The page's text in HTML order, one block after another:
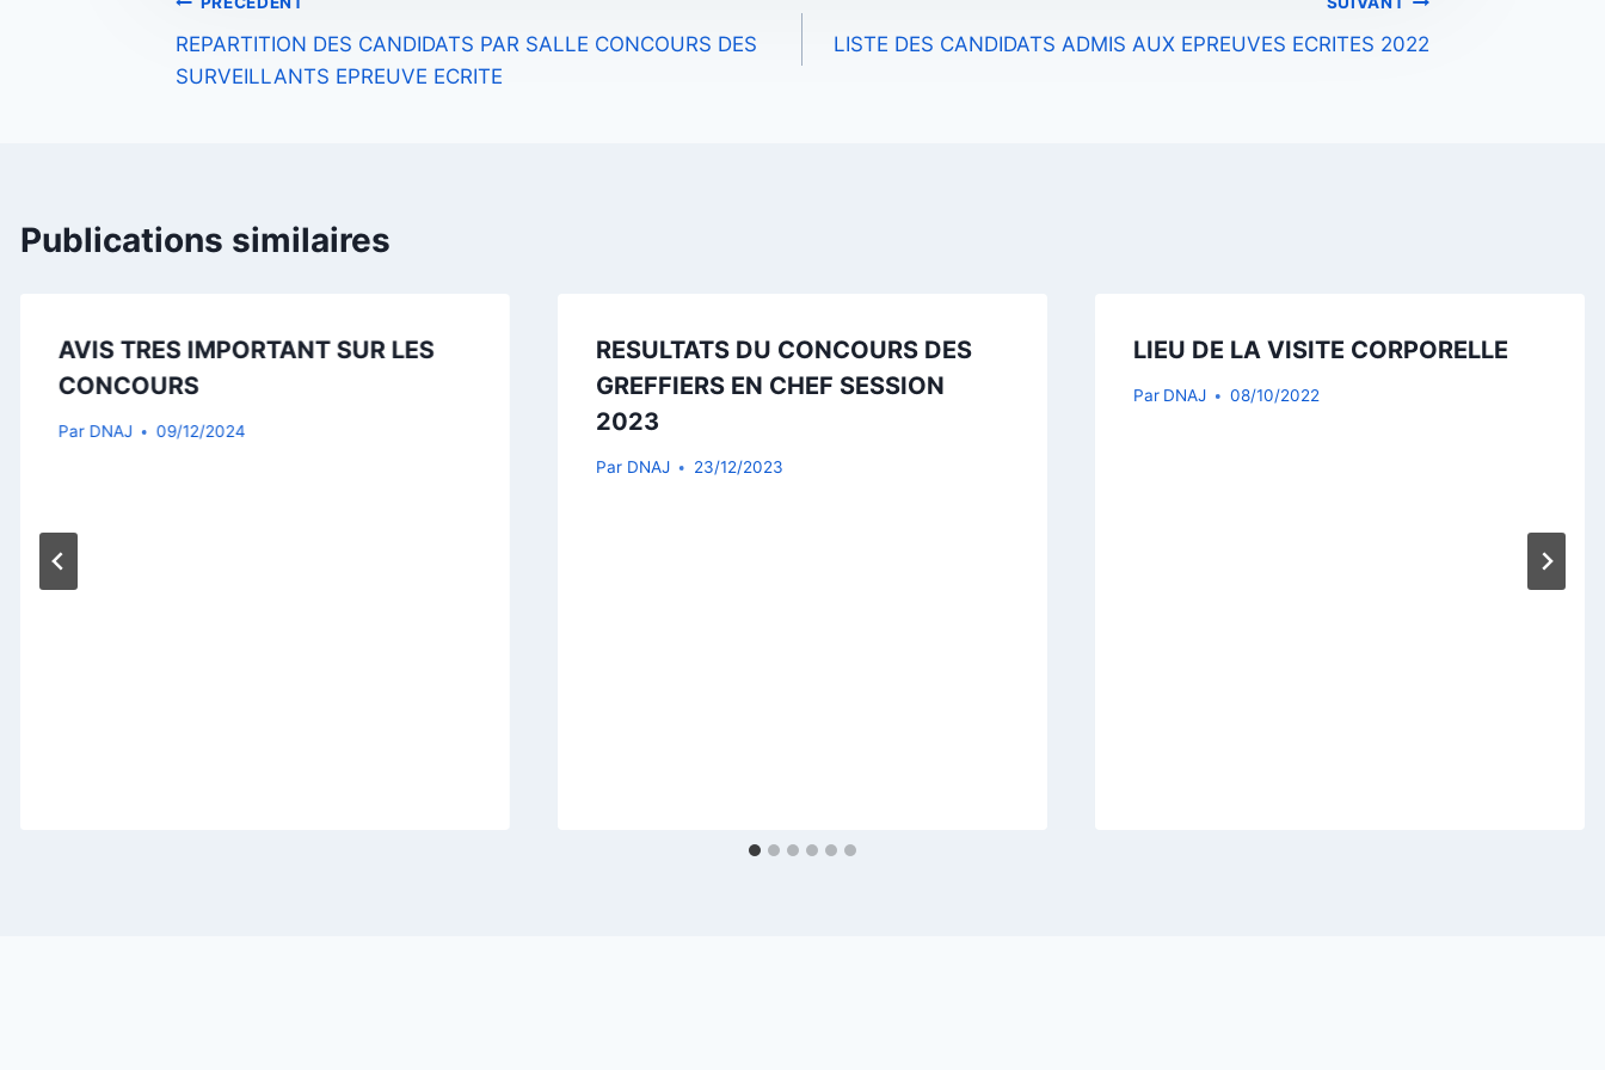
Navigation
de
REPARTITION DES CANDIDATS PAR SALLE CONCOURS DES
SURVEILLANTS EPREUVE ECRITE
LISTE DES CANDIDATS ADMIS AUX EPREUVES ECRITES 2022
Publications similaires
AVIS TRES IMPORTANT SUR LES
CONCOURS
Par DNAJ 09/12/2024
RESULTATS DU CONCOURS DES
GREFFIERS EN CHEF SESSION
2023
Par DNAJ 23/12/2023
LIEU DE LA VISITE CORPORELLE
Par DNAJ 08/10/2022